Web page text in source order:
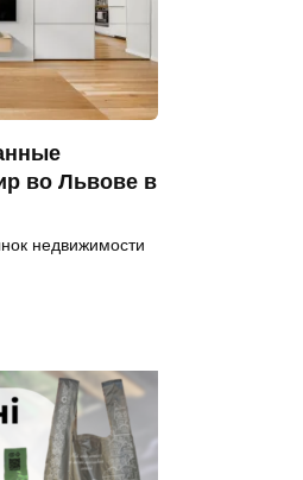
во Львове в
недвижимости